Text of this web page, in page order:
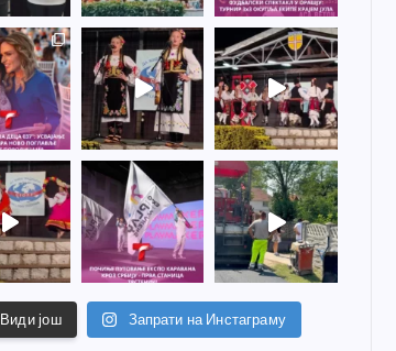
Види још Запрати на Инстаграму